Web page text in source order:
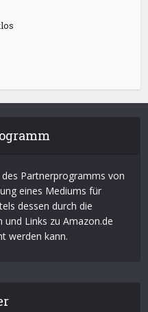
Partnerprogramms von
eines Mediums für
dessen durch die
und Links zu Amazon.de
werden kann.